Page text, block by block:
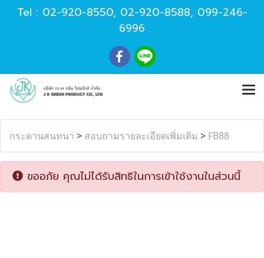
Tel : 02-920-8550, 02-920-8588, 099-246-
6996
กระดานสนทนา > สอบถามรายละเอียดเพิ่มเติม > FB88
ขออภัย คุณไม่ได้รับสิทธิในการเข้าใช้งานในส่วนนี้